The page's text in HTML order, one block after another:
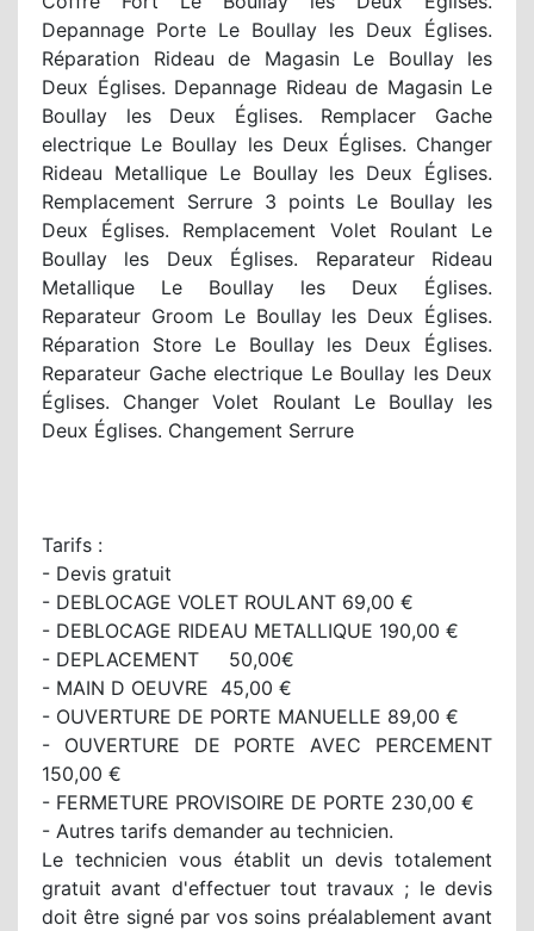
Depannage Porte Le Boullay les Deux Églises.
Réparation Rideau de Magasin Le Boullay les
Deux Églises. Depannage Rideau de Magasin Le
Boullay les Deux Églises. Remplacer Gache
electrique Le Boullay les Deux Églises. Changer
Rideau Metallique Le Boullay les Deux Églises.
Remplacement Serrure 3 points Le Boullay les
Deux Églises. Remplacement Volet Roulant Le
Boullay les Deux Églises. Reparateur Rideau
Metallique Le Boullay les Deux Églises.
Reparateur Groom Le Boullay les Deux Églises.
Réparation Store Le Boullay les Deux Églises.
Reparateur Gache electrique Le Boullay les Deux
Églises. Changer Volet Roulant Le Boullay les
Deux Églises. Changement Serrure
Tarifs :
- Devis gratuit
- DEBLOCAGE VOLET ROULANT 69,00 €
- DEBLOCAGE RIDEAU METALLIQUE 190,00 €
- DEPLACEMENT 50,00€
- MAIN D OEUVRE 45,00 €
- OUVERTURE DE PORTE MANUELLE 89,00 €
- OUVERTURE DE PORTE AVEC PERCEMENT
150,00 €
- FERMETURE PROVISOIRE DE PORTE 230,00 €
- Autres tarifs demander au technicien.
Le technicien vous établit un devis totalement
gratuit avant d'effectuer tout travaux ; le devis
doit être signé par vos soins préalablement avant